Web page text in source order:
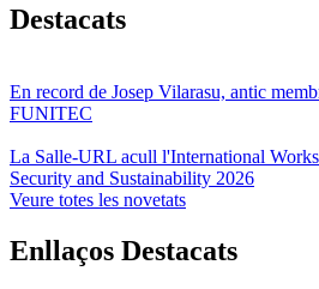
Destacats
En record de Josep Vilarasu, antic
FUNITEC
La Salle-URL acull l'International
Security and Sustainability 2026
Veure totes les novetats
Enllaços Destacats